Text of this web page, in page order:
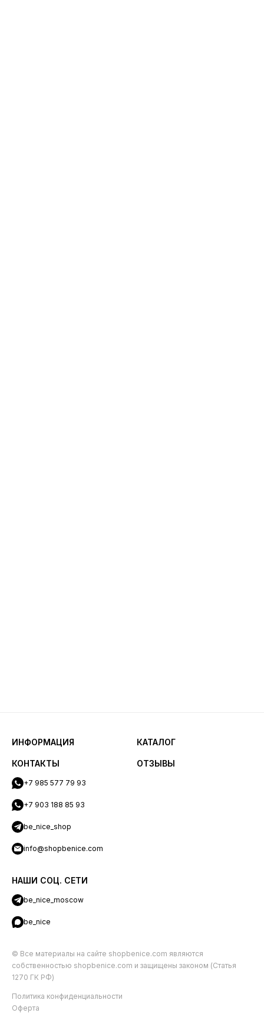
ИНФОРМАЦИЯ КАТАЛОГ
КОНТАКТЫ
+7 985 577 79 93
+7 903 188 85 93
be_nice_shop
info@shopbenice.com
НАШИ СОЦ. СЕТИ
be_nice_moscow
be_nice
ОТЗЫВЫ
© Все материалы на сайте shopbenice.com являются
собственностью shopbenice.com и защищены законом (Статья
1270 ГК РФ)
Политика конфиденциальности
Оферта